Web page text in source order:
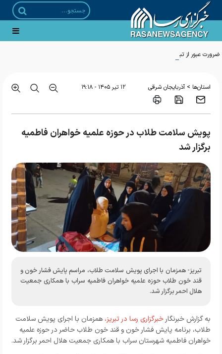
ضرورت عبور از تبلیغ سنتی به سمت «تبلیغ تخصصی و تهاجمی»
استان‌ها > آذربایجان شرقی ۱۲ تير ۱۴۰۵ - ۱۹:۱۸
پویش سلامت طلاب در حوزه علمیه خواهران فاطمیه
برگزار شد
تبریز- همزمان با اجرای پویش سلامت طلاب، مراسم پایش فشار خون و
قند خون طلاب حوزه علمیه خواهران فاطمیه سراب با همکاری جمعیت
هلال احمر برگزار شد.
به گزارش خبرنگارخبرگزاری رسا در تبریز، همزمان با اجرای پویش سلامت
طلاب، برنامه پایش فشار خون و قند خون طلاب حاضر در حوزه علمیه
خواهران فاطمیه شهرستان سراب با همکاری جمعیت هلال احمر برگزار شد.